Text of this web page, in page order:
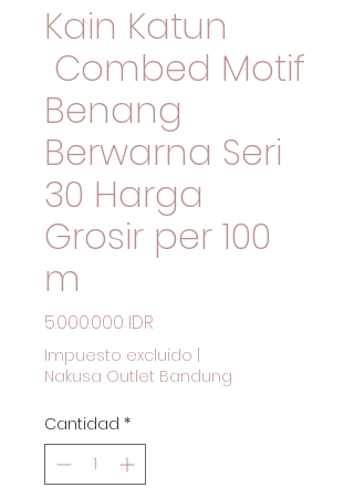
Kain Katun
Combed Motif
Benang
Berwarna Seri
30 Harga
Grosir per 100
m
5.000.000 IDR
Impuesto excluido
Nakusa Outlet Bandung
Cantidad *